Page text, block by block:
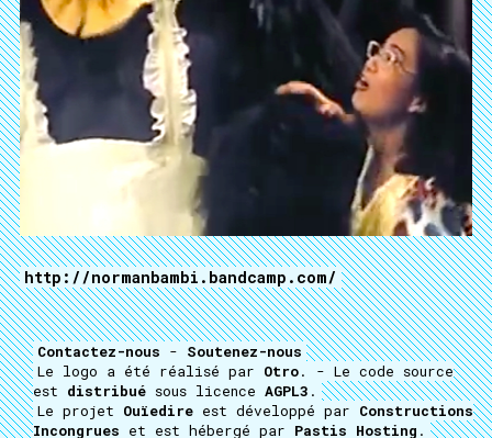
http://normanbambi.bandcamp.com/
Contactez-nous - Soutenez-nous
Le logo a été réalisé par Otro. - Le code source
est distribué sous licence AGPL3 .
Le projet Ouïedire est développé par Constructions
Incongrues et est hébergé par Pastis Hosting .